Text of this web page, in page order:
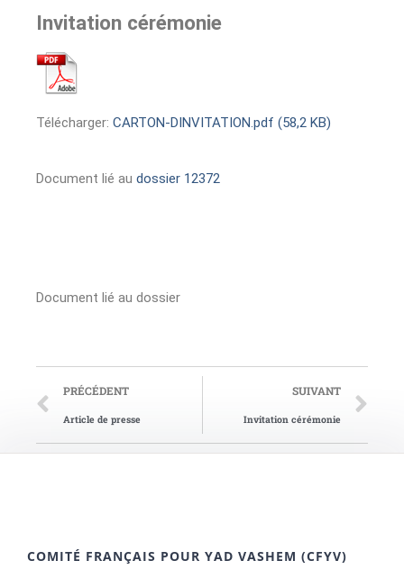
Invitation cérémonie
Télécharger: CARTON-DINVITATION.pdf (58,2 KB)
Document lié au dossier 12372
Document lié au dossier
PRÉCÉDENT
Article de presse
SUIVANT
Invitation cérémonie
COMITÉ FRANÇAIS POUR YAD VASHEM (CFYV)